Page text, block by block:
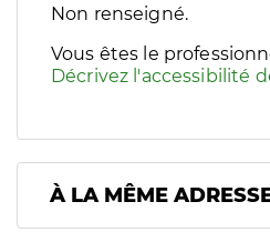
Filtres
Sélectionnez un ou
Non renseigné.
Vous êtes le
Décrivez l'accessibilité
À LA MÊME